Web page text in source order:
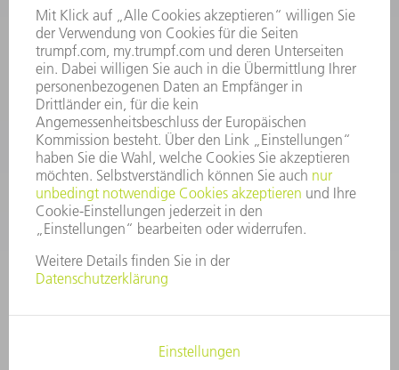
Häufig gestellte Fragen
Allgemeine Geschäftsbedingungen
KONTAKT
After Sales
+43722160396550
Mo - Do: 08:00 -17:30 Uhr
Fr: 08:00 -16:30 Uhr
ersatzteile@at.trumpf.com